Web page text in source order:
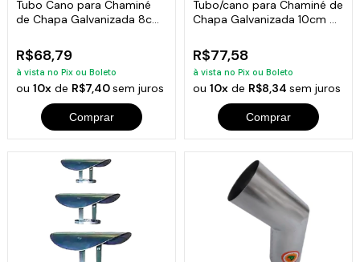
Tubo Cano para Chaminé
de Chapa Galvanizada 8cm
R$68,79
à vista no Pix ou Boleto
ou10x de R$7,40sem juros
Comprar
Tubo/cano para Chaminé de
Chapa Galvanizada 10cm de
R$77,58
à vista no Pix ou Boleto
ou 10xde R$8,34 sem juros
Comprar